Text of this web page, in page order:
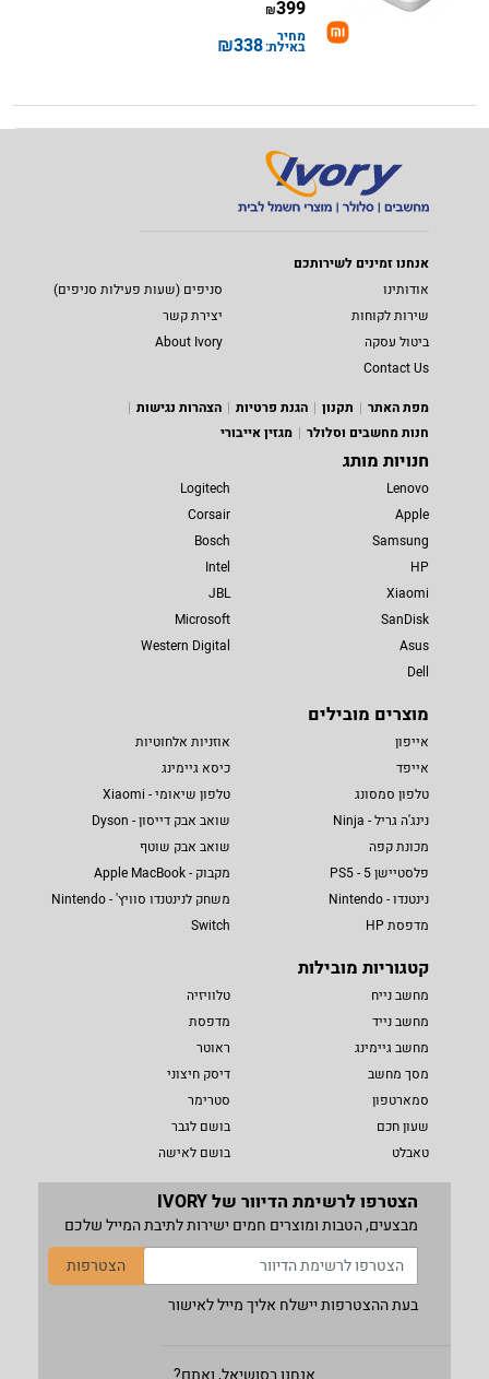
399
₪
מחיר
באילת:338
₪
אנחנו זמינים לשירותכם
אודותינו
סניפים (שעות פעילות סניפים)
שירות לקוחות
יצירת קשר
ביטול עסקה
About Ivory
Contact Us
מפת האתר
תקנון הגנת פרטיות
הצהרות נגישות
חנות מחשבים וסלולר
מגזין אייבורי
חנויות מותג
Lenovo
Apple
Samsung
HP
Xiaomi
SanDisk
Asus
Dell
Logitech
Corsair
Bosch
Intel
JBL
Microsoft
Western Digital
מוצרים מובילים
אייפון
אייפד
טלפון סמסונג
נינג'ה גריל - Ninja
מכונת קפה
פלסטיישן 5 - PS5
נינטנדו - Nintendo
מדפסת HP
אוזניות אלחוטיות
כיסא גיימינג
טלפון שיאומי - Xiaomi
שואב אבק דייסון - Dyson
שואב אבק שוטף
מקבוק - Apple MacBook
משחק לנינטנדו סוויץ' - Nintendo
Switch
קטגוריות מובילות
מחשב נייח
מחשב נייד
מחשב גיימינג
מסך מחשב
סמארטפון
שעון חכם
טאבלט
טלוויזיה
מדפסת
ראוטר
דיסק חיצוני
סטרימר
בושם לגבר
בושם לאישה
הצטרפו לרשימת הדיוור של IVORY
מבצעים, הטבות ומוצרים חמים ישירות לתיבת המייל שלכם
הצטרפות
בעת ההצטרפות יישלח אליך מייל לאישור